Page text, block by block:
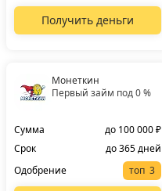
Получить деньги
Монеткин
Первый займ под 0 %
Сумма
до 100 000 ₽
Срок
до 365 дней
Одобрение
топ